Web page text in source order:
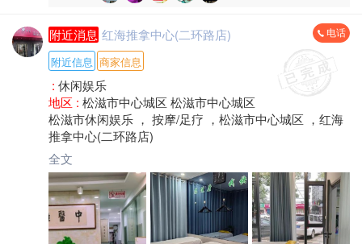
附近消息 红海推拿中心(二环路店) 电话
附近信息 商家信息
: 休闲娱乐
地区 : 松滋市中心城区 松滋市中心城区
松滋市休闲娱乐 ， 按摩/足疗 ，松滋市中心城区 ，红海
推拿中心(二环路店)
全文